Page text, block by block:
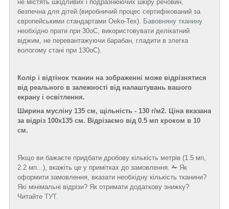
не містять шкідливих і подразнюючих шкіру речовин,
безпечна для дітей (виробничий процес сертифікований за
європейськими стандартами Oeko-Tex).
Бавовняну тканину
необхідно прати при 30оС, використовувати делікатний
віджим, не перевантажуючи барабан, гладити в злегка
вологому стані при 130оС).
Колір і відтінок тканин на зображенні може відрізнятися
від реального в залежності від налаштувань вашого
екрану і освітлення.
Ширина мусліну 135 см, щільність - 130 г/м2. Ціна вказана
за відріз 100х135 см. Відрізаємо від 0.5 мп кроком в 10
см.
Якщо ви бажаєте придбати дробову кількість метрів (1.5 мп,
2.2 мп...), вкажіть це у примітках до замовлення. ✁ Як
оформити замовлення, вказати необхідну кількість тканини?
Які мінімальні відрізи? Як отримати додаткову знижку?
Читайте ТУТ.